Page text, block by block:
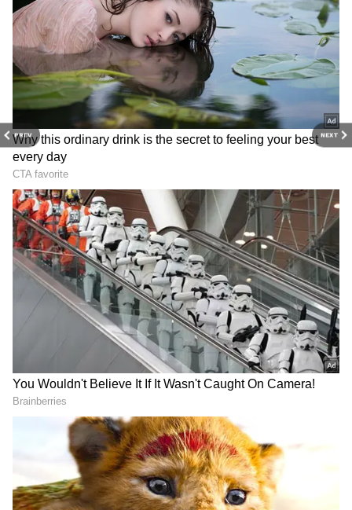
PREV NEXT
Related Articles
Car Cleaning Tips: వాషింగ్ సెంటర్ తో పనే లేదు..
10 రూపాయలతో మీ కారును తళతళలా మెరిసేలా
చేయండి
90 శాతం మందికి తెలియదు.. మ‌రి మీకు.?
5